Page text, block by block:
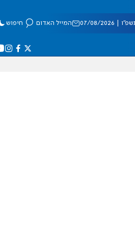
08/2026 המייל האדום חיפוש